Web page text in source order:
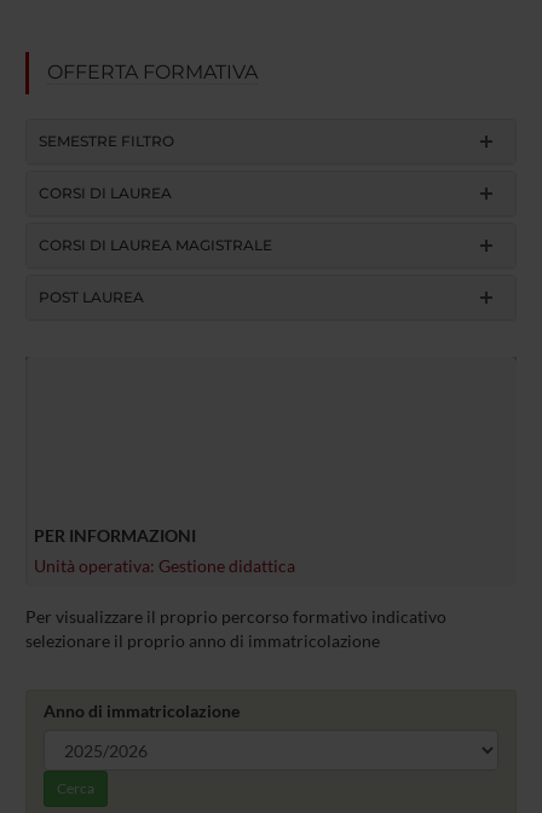
OFFERTA FORMATIVA
SEMESTRE FILTRO
CORSI DI LAUREA
CORSI DI LAUREA MAGISTRALE
POST LAUREA
PER INFORMAZIONI
Unità operativa: Gestione didattica
Per visualizzare il proprio percorso formativo indicativo
selezionare il proprio anno di immatricolazione
Anno di immatricolazione
Cerca